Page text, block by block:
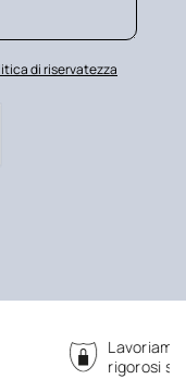
di riservatezza